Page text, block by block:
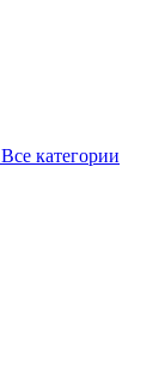
Все категории